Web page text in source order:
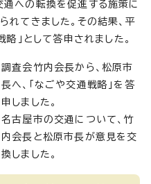
通への転換を促進する施策に
れてきました。その結果、平
」として答申されました。
調査会竹内会長から、松原市
長へ、「なごや交通戦略」を答
申しました。
名古屋市の交通について、竹
内会長と松原市長が意見を交
換しました。